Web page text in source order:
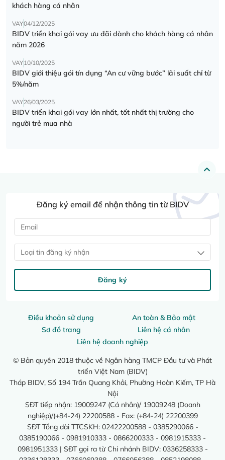
khách hàng cá nhân
VAY04/12/2025
BIDV triển khai gói vay ưu đãi dành cho khách hàng cá nhân
năm 2026
VAY10/10/2025
BIDV giới thiệu gói tín dụng “An cư vững bước” lãi suất chỉ từ
5%/năm
VAY26/03/2025
BIDV triển khai gói vay lớn nhất, tốt nhất thị trường cho
người trẻ mua nhà
Điều khoản sử dụng
An toàn & Bảo mật
Sơ đồ trang
Liên hệ cá nhân
Liên hệ doanh nghiệp
© Bản quyền 2018 thuộc về Ngân hàng TMCP Đầu tư và Phát
triển Việt Nam (BIDV)
Tháp BIDV, Số 194 Trần Quang Khải, Phường Hoàn Kiếm, TP Hà
Nội
SĐT tiếp nhận: 19009247 (Cá nhân)/ 19009248 (Doanh
nghiệp)/(+84-24) 22200588 - Fax: (+84-24) 22200399
SĐT Tổng đài TTCSKH: 02422200588 - 0385290066 -
0385190066 - 0981910333 - 0866200333 - 0981915333 -
0981951333 | SĐT gọi ra từ Chi nhánh BIDV: 0336258333 -
Đăng ký email để nhận thông tin từ BIDV
Loại tin đăng ký nhận
Đăng ký